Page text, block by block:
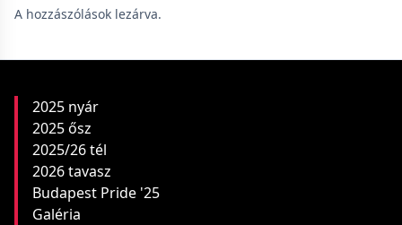
A hozzászólások lezárva.
2025 nyár
2025 ősz
2025/26 tél
2026 tavasz
Budapest Pride '25
Galéria